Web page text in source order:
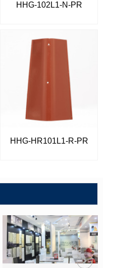
HHG-102L1-N-PR
HHG-HR101L1-R-PR